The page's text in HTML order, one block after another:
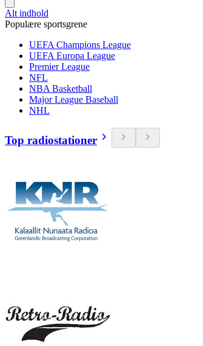
Alt indhold
Populære sportsgrene
UEFA Champions League
UEFA Europa League
Premier League
NFL
NBA Basketball
Major League Baseball
NHL
Top radiostationer